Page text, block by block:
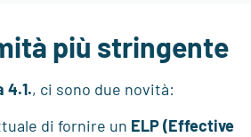
più stringente
4.1., ci sono due novità:
di fornire un ELP (Effective